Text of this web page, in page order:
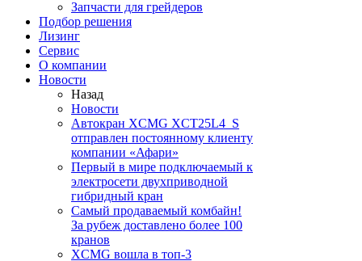
Запчасти для грейдеров
Подбор решения
Лизинг
Сервис
О компании
Новости
Назад
Новости
Автокран XCMG XCT25L4_S
отправлен постоянному клиенту
компании «Афари»
Первый в мире подключаемый к
электросети двухприводной
гибридный кран
Самый продаваемый комбайн!
За рубеж доставлено более 100
кранов
XCMG вошла в топ-3